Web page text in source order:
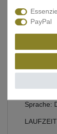
Bewertung
DVD über
Sprache:
PayPal